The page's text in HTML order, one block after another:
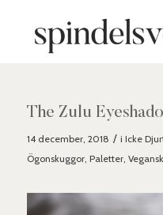
The Zulu
14 december, 2018 / i Icke
Ögonskuggor, Paletter,